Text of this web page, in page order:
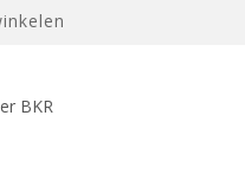
BKR